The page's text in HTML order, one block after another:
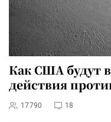
Как США будут
действия
17790 18